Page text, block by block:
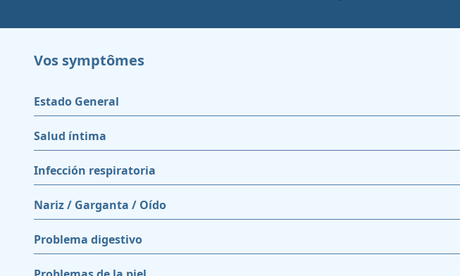
Vos symptômes
Estado General
Salud íntima
Infección respiratoria
Nariz / Garganta / Oído
Problema digestivo